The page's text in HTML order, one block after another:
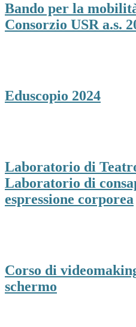
Bando per la
Consorzio USR a.s.
Eduscopio 2024
Laboratorio di
Laboratorio di
espressione corporea
Corso di
schermo